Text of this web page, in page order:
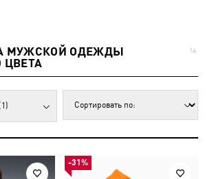
МУЖСКОЙ ОДЕЖДЫ
ЦВЕТА
14
(1)
-31%